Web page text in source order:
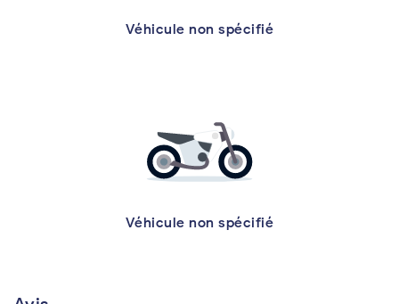
Véhicule non spécifié
Véhicule non spécifié